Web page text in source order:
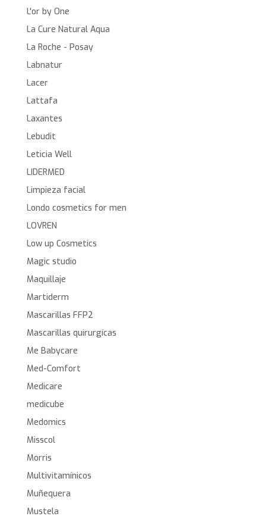
L'or by One
La Cure Natural Aqua
La Roche - Posay
Labnatur
Lacer
Lattafa
Laxantes
Lebudit
Leticia Well
LIDERMED
Limpieza facial
Londo cosmetics for men
LOVREN
Low up Cosmetics
Magic studio
Maquillaje
Martiderm
Mascarillas FFP2
Mascarillas quirurgícas
Me Babycare
Med-Comfort
Medicare
medicube
Medomics
Misscol
Morris
Multivitamínicos
Muñequera
Mustela